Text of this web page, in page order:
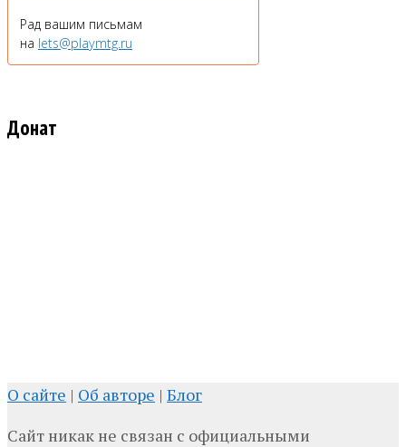
Рад вашим письмам
на lets@playmtg.ru
Донат
О сайте | Об авторе | Блог
Сайт никак не связан с официальными